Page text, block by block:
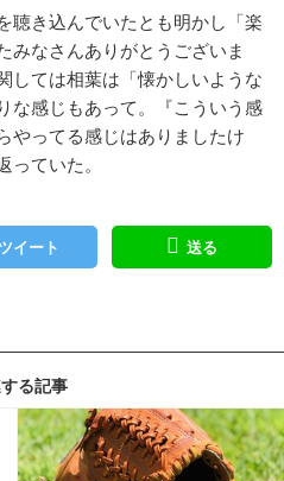
聴き込んでいたとも明かし「楽
みなさんありがとうございま
しては相葉は「懐かしいような
な感じもあって。『こういう感
やってる感じはありましたけ
ていた。
ツイート 送る
る記事